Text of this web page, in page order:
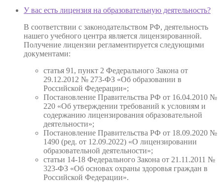
У вас есть лицензия на образовательную деятельность?
В соответствии с законодательством РФ, деятельность
нашего учебного центра является лицензированной.
Получение лицензии регламентируется следующими
документами:
статья 91, пункт 2 Федерального Закона от
29.12.2012 № 273-ФЗ «Об образовании в
Российской Федерации»;
Постановление Правительства РФ от 16.04.2010 №
220 «Об утверждении требований к условиям и
содержанию лицензирования образовательной
деятельности»;
Постановление Правительства РФ от 18.09.2020 №
1490 (ред. от 12.09.2022) «О лицензировании
образовательной деятельности»;
статьи 14-18 Федерального Закона от 21.11.2011 №
323-ФЗ «Об основах охраны здоровья граждан в
Российской Федерации».